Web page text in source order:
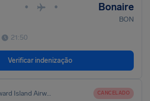
• • Bonaire
BON
21:50
Verificar indenização
Windward Island Airways International CANCELADO